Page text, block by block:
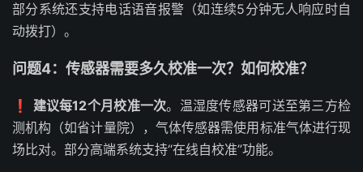
部分系统还支持电话语音报警（如连续5分钟无人响应时自
动拨打）。
问题4：传感器需要多久校准一次？如何校准？
❗ 建议每12个月校准一次。温湿度传感器可送至第三方检
测机构（如省计量院），气体传感器需使用标准气体进行现
场比对。部分高端系统支持“在线自校准”功能。